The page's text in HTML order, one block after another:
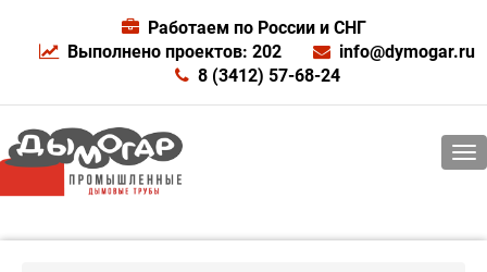
Работаем по России и СНГ
Выполнено проектов: 202
info@dymogar.ru
8 (3412) 57-68-24